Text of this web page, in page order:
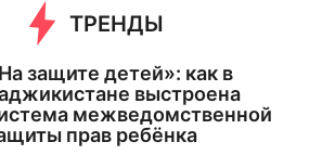
ТРЕНДЫ
защите детей»: как в
выстроена
межведомственной
прав ребёнка